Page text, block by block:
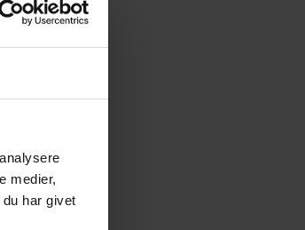
medier,
har givet